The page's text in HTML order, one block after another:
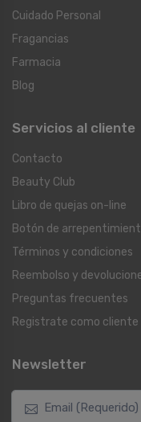
Cuidado Personal
Fragancias
Farmacia
Blog
Servicios al cliente
Contacto
Beauty Club
Libro de quejas on-line
Botón de
Términos y condiciones
Reembolso y
Preguntas frecuentes
Registrate como cliente
Newsletter